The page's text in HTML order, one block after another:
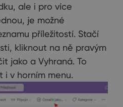
ale i pro více
je možné
příležitostí. Stačí
kliknout na ně pravým
jako a Vyhraná. To
i v horním menu.